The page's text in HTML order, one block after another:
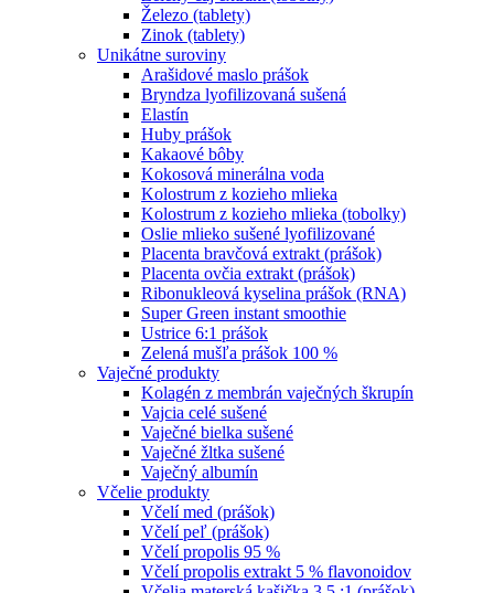
Železo (tablety)
Zinok (tablety)
Unikátne suroviny
Arašidové maslo prášok
Bryndza lyofilizovaná sušená
Elastín
Huby prášok
Kakaové bôby
Kokosová minerálna voda
Kolostrum z kozieho mlieka
Kolostrum z kozieho mlieka (tobolky)
Oslie mlieko sušené lyofilizované
Placenta bravčová extrakt (prášok)
Placenta ovčia extrakt (prášok)
Ribonukleová kyselina prášok (RNA)
Super Green instant smoothie
Ustrice 6:1 prášok
Zelená mušľa prášok 100 %
Vaječné produkty
Kolagén z membrán vaječných škrupín
Vajcia celé sušené
Vaječné bielka sušené
Vaječné žltka sušené
Vaječný albumín
Včelie produkty
Včelí med (prášok)
Včelí peľ (prášok)
Včelí propolis 95 %
Včelí propolis extrakt 5 % flavonoidov